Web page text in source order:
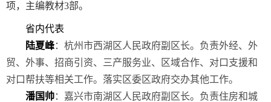
项，主编教材3部。
省内代表
陆夏峰：杭州市西湖区人民政府副区长。负责外经、外
贸、外事、招商引资、三产服务业、区域合作、对口支援和
对口帮扶等相关工作。落实区委区政府交办其他工作。
潘国帅：嘉兴市南湖区人民政府副区长。负责住房和城